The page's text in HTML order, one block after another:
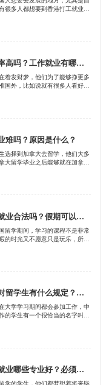
很多人都想要到香港打工就业，
日本打工就业率高吗？工作就业有哪些特点？
着发财梦，他们为了能够挣更多
国外，比如说就有很多人看好到
难吗？原因是什么？
选择到加拿大去留学，他们大多
大留学毕业之后能够就在加拿大
留学法国打工就业合法吗？假期可以留在法国打工吗？
留学期间，学习的课程不是非常
的时光又不愿意只是玩乐，所以
德国打工就业对留学生有什么规定？工作必须和学习专业相关吗？
大学学习期间都会参加工作，中
的学生有一个很恰当的名字叫做
澳大利亚打工就业哪些专业好？必须要有雅思成绩吗？